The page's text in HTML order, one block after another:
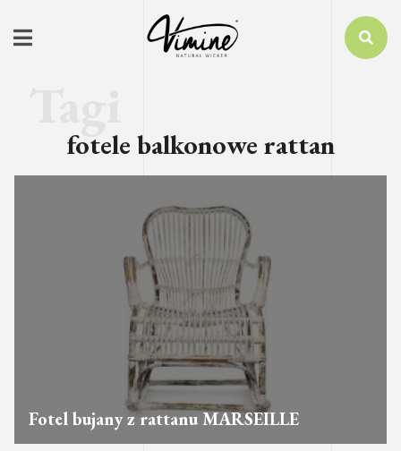
fotele balkonowe rattan
Fotel bujany z rattanu MARSEILLE